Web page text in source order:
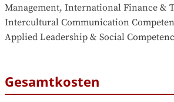
Management, International Finance &
Intercultural Communication
Applied Leadership & Social
Gesamtkosten